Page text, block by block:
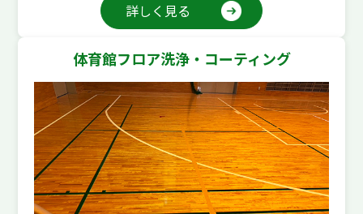
詳しく見る
体育館フロア洗浄・コーティング